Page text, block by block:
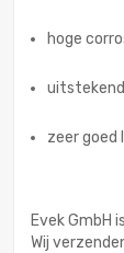
hoge
zeer goed
Evek GmbH
Wij